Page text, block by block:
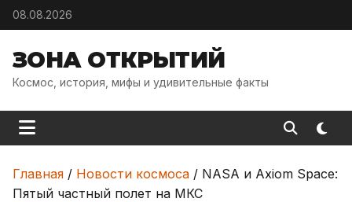
Skip to content
08.08.2026
ЗОНА ОТКРЫТИЙ
Космос, история, мифы и удивительные факты
Главная / Новости космоса / NASA и Axiom Space:
Пятый частный полет на МКС